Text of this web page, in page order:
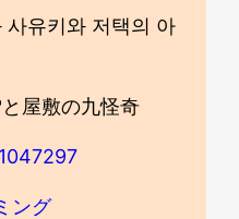
유키와 저택의 아
屋敷の九怪奇
ング